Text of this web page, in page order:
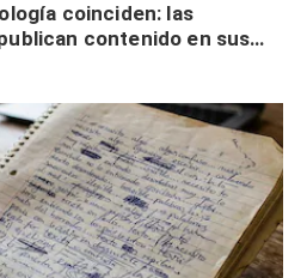
coinciden: las
contenido en sus
buscar validación